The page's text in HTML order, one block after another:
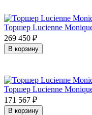
Торшер Lucienne
269 450 ₽
В корзину
Торшер Lucienne
171 567 ₽
В корзину